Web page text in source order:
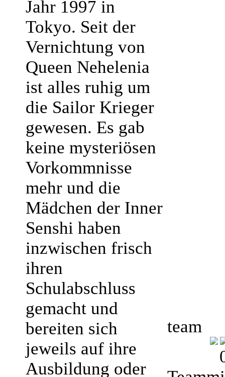
Jahr 1997 in
Tokyo. Seit der
Vernichtung von
Queen Nehelenia
ist alles ruhig um
die Sailor Krieger
gewesen. Es gab
keine mysteriösen
Vorkommnisse
mehr und die
Mädchen der Inner
Senshi haben
inzwischen frisch
ihren
Schulabschluss
gemacht und
bereiten sich
jeweils auf ihre
Ausbildung oder
team